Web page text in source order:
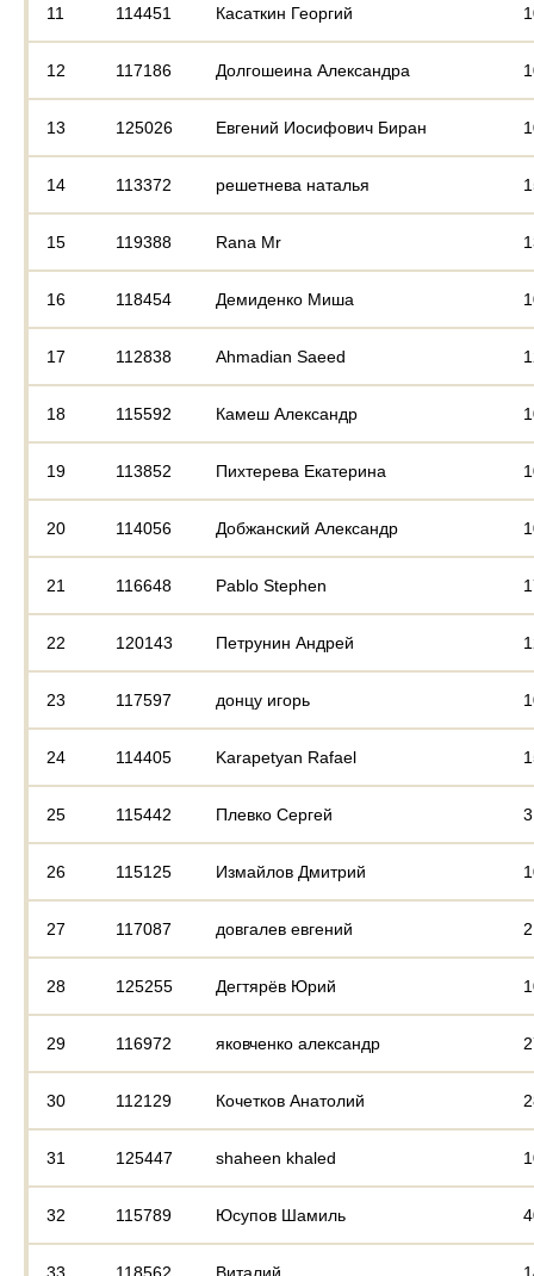
11 114451 Касаткин Георгий
12 117186 Долгошеина Александра
13 125026 Евгений Иосифович Биран
14 113372 решетнева наталья
15 119388 Rana Mr
16 118454 Демиденко Миша
17 112838 Ahmadian Saeed
18 115592 Камеш Александр
19 113852 Пихтерева Екатерина
20 114056 Добжанский Александр
21 116648 Pablo Stephen
22 120143 Петрунин Андрей
23 117597 донцу игорь
24 114405 Karapetyan Rafael
25 115442 Плевко Сергей
26 115125 Измайлов Дмитрий
27 117087 довгалев евгений
28 125255 Дегтярёв Юрий
29 116972 яковченко александр
30 112129 Кочетков Анатолий
31 125447 shaheen khaled
32 115789 Юсупов Шамиль